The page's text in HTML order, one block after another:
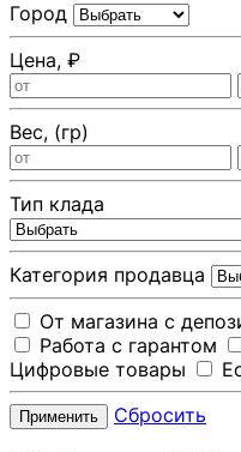
Город
Цена, ₽
Вес, (гр)
Тип клада
Категория продавца
От магазина с
Работа с гарантом
Цифровые товары
Применить Сбросить